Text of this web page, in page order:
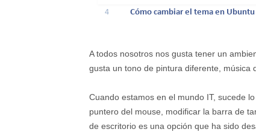
4
Cómo cambiar el tema en
A todos nosotros nos gusta tener un
gusta un tono de pintura diferente, música
Cuando estamos en el mundo IT, sucede
puntero del mouse, modificar la barra de
de escritorio es una opción que ha sido